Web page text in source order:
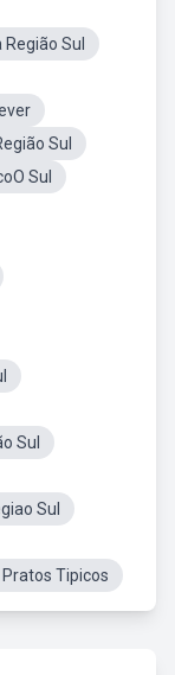
Sul
Sul
Sul
Sul
Sul
Tipicos